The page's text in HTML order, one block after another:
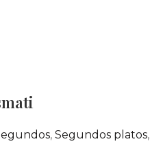
, Segundos platos,